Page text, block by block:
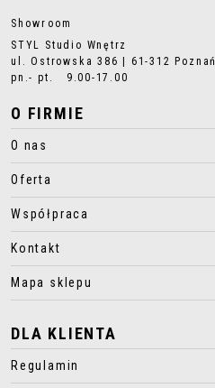
Showroom
STYL Studio Wnętrz
ul. Ostrowska 386 | 61-312 Poznań
pn.- pt. 9.00-17.00
O FIRMIE
O nas
Oferta
Współpraca
Kontakt
Mapa sklepu
DLA KLIENTA
Regulamin